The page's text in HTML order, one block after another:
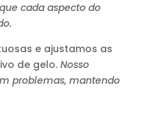
cada aspecto do
e ajustamos as
de gelo.Nosso
problemas, mantendo